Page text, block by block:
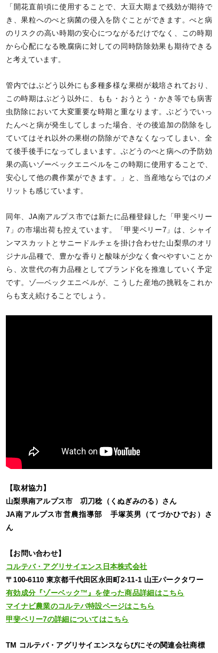
「開花直前頃に使用することで、大豆大期まで残効が期待で
き、果粒へのべと病菌の侵入を防ぐことができます。べと病
のリスクの高い時期の安心につながるだけでなく、この時期
から心配になる晩腐病に対しての同時防除効果も期待できる
と考えています。
管内ではぶどう以外にも多種多様な果樹が栽培されており、
この時期はぶどう以外に、もも・おうとう・かき等でも病害
虫防除において大変重要な時期と重なります。ぶどうでいっ
たんべと病が発生してしまった場合、その後追加の防除をし
ていてはそれ以外の果樹の防除ができなくなってしまい、全
て後手後手になってしまいます。ぶどうのべと病への予防効
果の高いゾーベックエニベルをこの時期に使用することで、
安心して他の農作業ができます。」と、当産地ならではのメ
リットも感じています。
同年、JA南アルプス市では新たに品種登録した「甲斐ベリー
7」の市場出荷も控えています。「甲斐ベリー7」は、シャイ
ンマスカットとサニードルチェを掛け合わせた山梨県のオリ
ジナル品種で、豊かな香りと酸味が少なく食べやすいことか
ら、次世代の有力品種としてブランド化を推進していく予定
です。ゾ―ベックエニベルが、こうした産地の挑戦をこれか
らも支え続けることでしょう。
【取材協力】
山梨県南アルプス市 㓛刀稔（くぬぎみのる）さん
JA南アルプス市営農指導部 手塚英男（てづかひでお）さ
ん
【お問い合わせ】
コルテバ・アグリサイエンス日本株式会社
〒100-6110 東京都千代田区永田町2-11-1 山王パークタワー
有効成分『ゾーベック™』を使った商品詳細はこちら
マイナビ農業のコルテバ特設ページはこちら
甲斐ベリー7の詳細についてはこちら
TM コルテバ・アグリサイエンスならびにその関連会社商標